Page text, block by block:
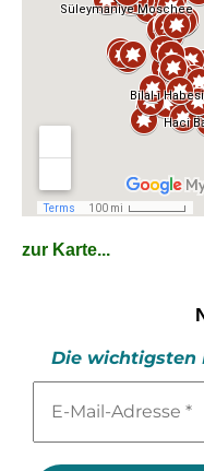
zur Karte...
Die wichtigsten
Mail-